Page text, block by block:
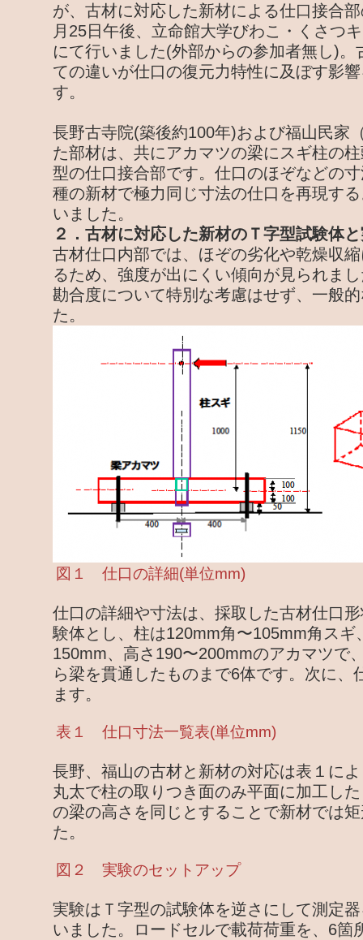
が、古材に対応した新材による仕口接合
月25日午後、立命館大学びわこ・くさつ
にて行いました(外部からの参加者無し)。
ての違いが仕口の復元力特性に及ぼす影
す。
長野古寺院(築後約100年)および福山民家
た部材は、共にアカマツの梁にスギ柱の
型の仕口接合部です。仕口のほぞなどの
種の新材で極力同じ寸法の仕口を再現す
いました。
２．古材に対応した新材のＴ字型試験体
古材仕口内部では、ほぞの劣化や乾燥収
るため、強度が出にくい傾向が見られま
勘合度について特別な考慮はせず、一般
た。
図１ 仕口の詳細(単位mm)
仕口の詳細や寸法は、採取した古材仕口
験体とし、柱は120mm角〜105mm角スギ
150mm、高さ190〜200mmのアカマツで
ら梁を貫通したものまで6体です。次に、
ます。
表１ 仕口寸法一覧表(単位mm)
長野、福山の古材と新材の対応は表１に
丸太で柱の取りつき面のみ平面に加工し
の梁の高さを同じとすることで新材では
た。
図２ 実験のセットアップ
実験はＴ字型の試験体を逆さにして測定
いました。ロードセルで載荷荷重を、6箇